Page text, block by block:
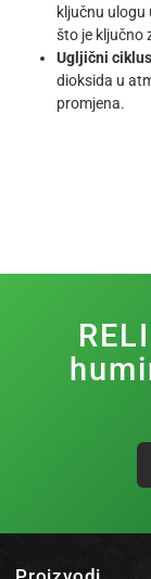
ključnu
što je ključno
Ugljični ciklus
dioksida u
promjena.